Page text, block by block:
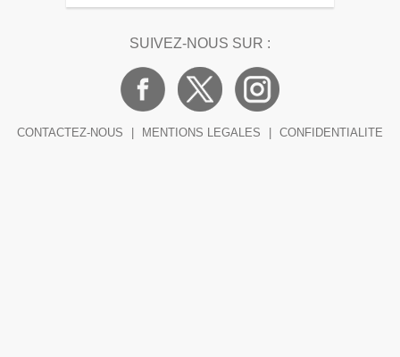
SUIVEZ-NOUS SUR :
CONTACTEZ-NOUS MENTIONS LEGALES CONFIDENTIALITE